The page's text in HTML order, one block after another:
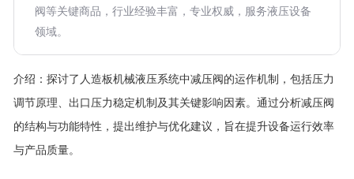
阀等关键商品，行业经验丰富，专业权威，服务液压设备
领域。
介绍： 探讨了人造板机械液压系统中减压阀的运作机制，包括压力
调节原理、出口压力稳定机制及其关键影响因素。通过分析减压阀
的结构与功能特性，提出维护与优化建议，旨在提升设备运行效率
与产品质量。